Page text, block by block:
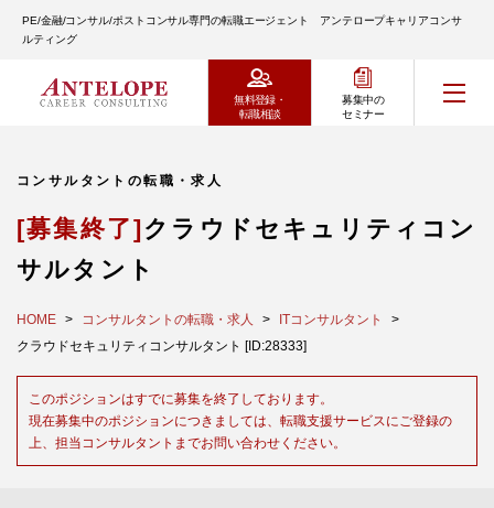
PE/金融/コンサル/ポストコンサル専門の転職エージェント アンテロープキャリアコンサ
ルティング
無料登録・
転職相談
募集中の
セミナー
コンサルタントの転職・求人
[募集終了] クラウドセキュリティコン
サルタント
HOME コンサルタントの転職・求人
ITコンサルタント
クラウドセキュリティコンサルタント [ID:28333]
このポジションはすでに募集を終了しております。
現在募集中のポジションにつきましては、転職支援サービスにご登録の
上、担当コンサルタントまでお問い合わせください。